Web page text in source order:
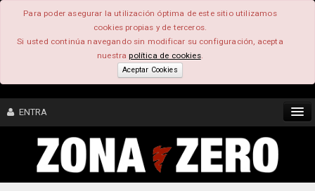
Para poder asegurar la utilización óptima de este sitio utilizamos
cookies propias y de terceros.
Si usted continúa navegando sin modificar su configuración, acepta
nuestrapolítica de cookies.
Aceptar Cookies
ENTRA
CONTENIDO